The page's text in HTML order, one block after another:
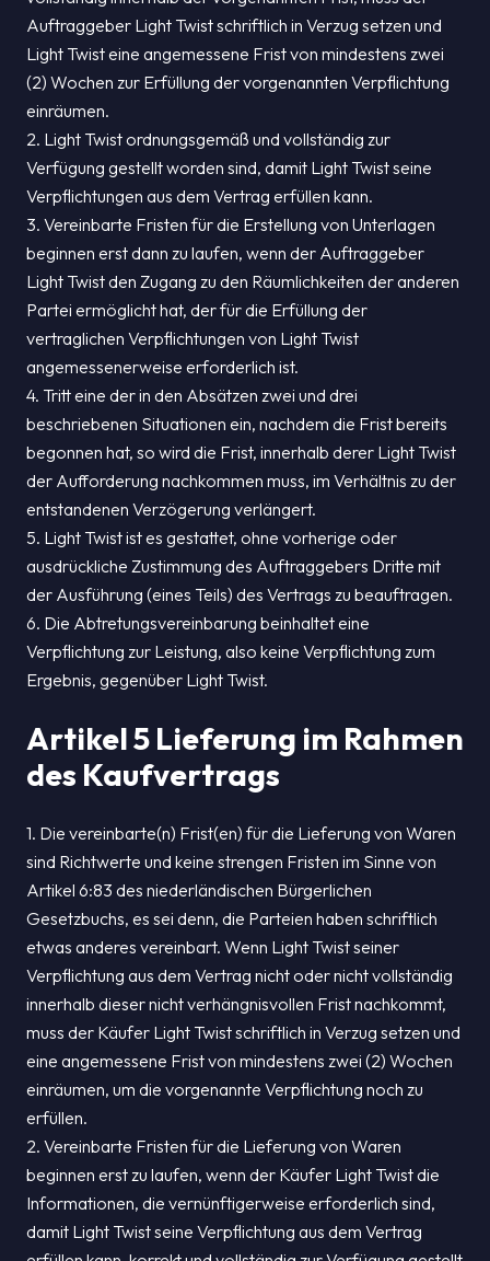
Auftraggeber Light Twist schriftlich in Verzug setzen und
Light Twist eine angemessene Frist von mindestens zwei
(2) Wochen zur Erfüllung der vorgenannten Verpflichtung
einräumen.
2. Light Twist ordnungsgemäß und vollständig zur
Verfügung gestellt worden sind, damit Light Twist seine
Verpflichtungen aus dem Vertrag erfüllen kann.
3. Vereinbarte Fristen für die Erstellung von Unterlagen
beginnen erst dann zu laufen, wenn der Auftraggeber
Light Twist den Zugang zu den Räumlichkeiten der anderen
Partei ermöglicht hat, der für die Erfüllung der
vertraglichen Verpflichtungen von Light Twist
angemessenerweise erforderlich ist.
4. Tritt eine der in den Absätzen zwei und drei
beschriebenen Situationen ein, nachdem die Frist bereits
begonnen hat, so wird die Frist, innerhalb derer Light Twist
der Aufforderung nachkommen muss, im Verhältnis zu der
entstandenen Verzögerung verlängert.
5. Light Twist ist es gestattet, ohne vorherige oder
ausdrückliche Zustimmung des Auftraggebers Dritte mit
der Ausführung (eines Teils) des Vertrags zu beauftragen.
6. Die Abtretungsvereinbarung beinhaltet eine
Verpflichtung zur Leistung, also keine Verpflichtung zum
Ergebnis, gegenüber Light Twist.
Artikel 5 Lieferung im Rahmen
des Kaufvertrags
1. Die vereinbarte(n) Frist(en) für die Lieferung von Waren
sind Richtwerte und keine strengen Fristen im Sinne von
Artikel 6:83 des niederländischen Bürgerlichen
Gesetzbuchs, es sei denn, die Parteien haben schriftlich
etwas anderes vereinbart. Wenn Light Twist seiner
Verpflichtung aus dem Vertrag nicht oder nicht vollständig
innerhalb dieser nicht verhängnisvollen Frist nachkommt,
muss der Käufer Light Twist schriftlich in Verzug setzen und
eine angemessene Frist von mindestens zwei (2) Wochen
einräumen, um die vorgenannte Verpflichtung noch zu
erfüllen.
2. Vereinbarte Fristen für die Lieferung von Waren
beginnen erst zu laufen, wenn der Käufer Light Twist die
Informationen, die vernünftigerweise erforderlich sind,
damit Light Twist seine Verpflichtung aus dem Vertrag